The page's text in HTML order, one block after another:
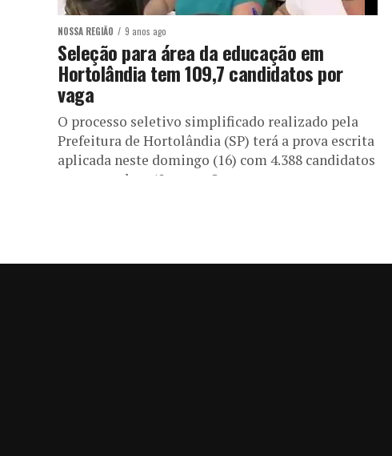
NOSSA REGIÃO 9 anos ago
Seleção para área da educação em
Hortolândia tem 109,7 candidatos por
vaga
O processo seletivo simplificado realizado pela
Prefeitura de Hortolândia (SP) terá a prova escrita
aplicada neste domingo (16) com 4.388 candidatos
concorrendo a 40 vagas. Os...